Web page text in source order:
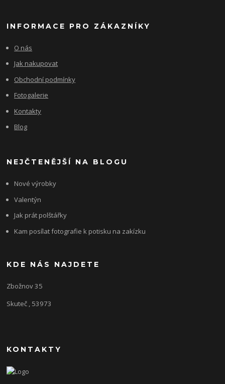
INFORMACE PRO ZÁKAZNÍKY
O nás
Jak nakupovat
Obchodní podmínky
Fotogalerie
Kontakty
Blog
NEJČTENĚJŠÍ NA BLOGU
Nové výrobky
Valentýn
Jak prát polštářky
Kam posílat fotografie k potisku na zakízku
KDE NÁS NAJDETE
Zbožnov 35
Skuteč , 53973
KONTAKTY